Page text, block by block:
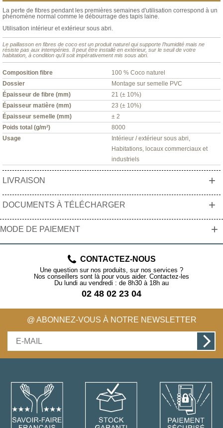
La perte de fibres pendant les premières semaines d'utilisation correspond à un
phénomène normal comme le débourrage des tapis laine.
Utilisation intérieur et extérieur sous abri.
Le paillasson en fibres de coco est un produit naturel qui supporte l’humidité mais ne
résiste pas aux intempéries. Il peut être installé en extérieur, sur le seuil de votre
habitation, à condition qu’il soit impérativement mis sous abri.
Composition fibre
100 % Coco naturel
Dossier
Montage sur semelle PVC
Épaisseur de fibre (mm)
21 (± 10%)
Épaisseur matière (mm)
23 (± 10%)
Épaisseur semelle (mm)
± 2
Poids total (g/m²)
8000
Usage
Intérieur / extérieur sous abri,
Habitations, locaux commerciaux et
industriels
LIVRAISON +
DOCUMENTS À TÉLÉCHARGER +
MODE DE PAIEMENT +
CONTACTEZ-NOUS
Une question sur nos produits, sur nos services ?
Nos conseillers sont là pour vous aider. Contactez-les
Du lundi au vendredi : de 8h30 à 18h au
02 48 02 23 04
@ ABONNEZ-VOUS À NOTRE NEWSLETTER